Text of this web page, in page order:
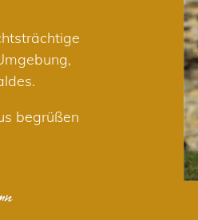
begrüßen